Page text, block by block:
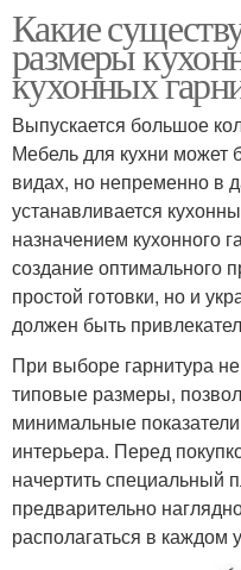
Какие
размеры
кухонных
Выпускается большое
Мебель для кухни может
видах, но непременно в
устанавливается
назначением кухонного
создание оптимального
простой готовки, но и
должен быть
При выборе гарнитура
типовые размеры,
минимальные
интерьера. Перед
начертить специальный
предварительно
располагаться в каждом